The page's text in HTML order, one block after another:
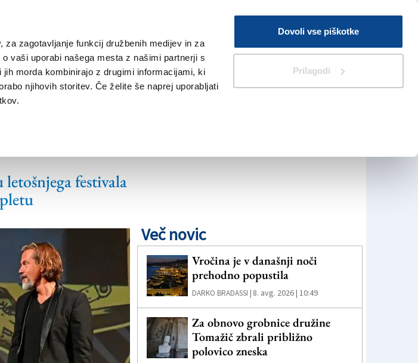
za zagotavljanje funkcij družbenih medijev in za
vaši uporabi našega mesta z našimi partnerji s
morda kombinirajo z drugimi informacijami, ki
njihovih storitev. Če želite še naprej uporabljati
Dovoli vse piškotke
Prilagodi
V Kioskih
Iskanje
KULTURA ŠPORT ŠE
s
festivala
Več novic
Vročina je v današnji noči
prehodno popustila
DARKO BRADASSI | 8. avg. 2026 | 10:49
Za obnovo grobnice družine
Tomažič zbrali približno
polovico zneska